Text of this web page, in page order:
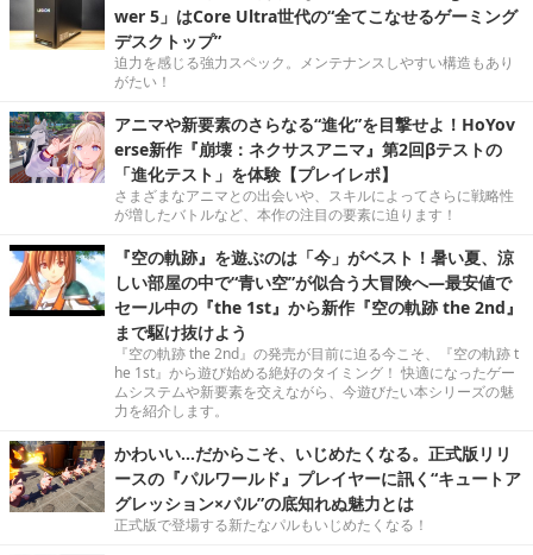
wer 5」はCore Ultra世代の“全てこなせるゲーミング
デスクトップ”
迫力を感じる強力スペック。メンテナンスしやすい構造もあり
がたい！
アニマや新要素のさらなる“進化”を目撃せよ！HoYov
erse新作『崩壊：ネクサスアニマ』第2回βテストの
「進化テスト」を体験【プレイレポ】
さまざまなアニマとの出会いや、スキルによってさらに戦略性
が増したバトルなど、本作の注目の要素に迫ります！
『空の軌跡』を遊ぶのは「今」がベスト！暑い夏、涼
しい部屋の中で“青い空”が似合う大冒険へ―最安値で
セール中の『the 1st』から新作『空の軌跡 the 2nd』
まで駆け抜けよう
『空の軌跡 the 2nd』の発売が目前に迫る今こそ、『空の軌跡 t
he 1st』から遊び始める絶好のタイミング！ 快適になったゲー
ムシステムや新要素を交えながら、今遊びたい本シリーズの魅
力を紹介します。
かわいい…だからこそ、いじめたくなる。正式版リリ
ースの『パルワールド』プレイヤーに訊く“キュートア
グレッション×パル”の底知れぬ魅力とは
正式版で登場する新たなパルもいじめたくなる！